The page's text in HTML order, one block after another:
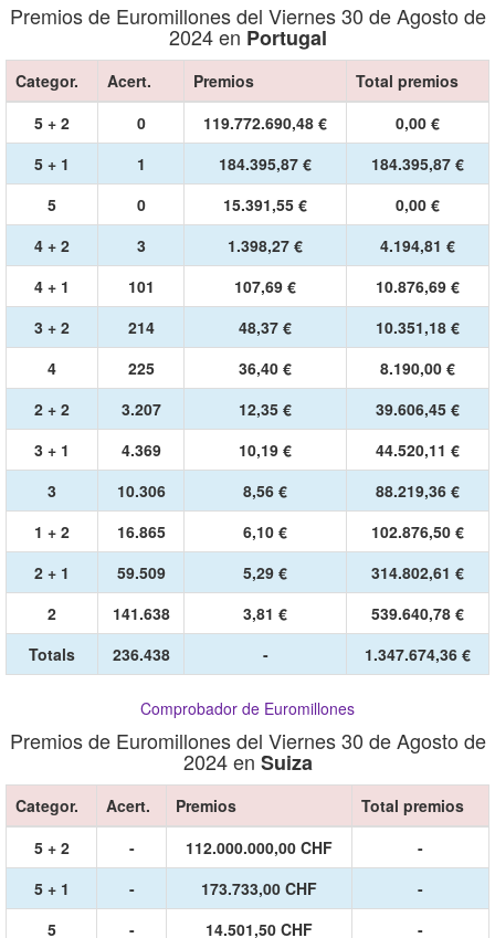
Premios de Euromillones del Viernes 30 de Agosto de
2024 en Portugal
Categor. Acert. Premios
Total premios
5 + 2
0 119.772.690,48 €
0,00 €
5 + 1
1 184.395,87 €
184.395,87 €
5
0 15.391,55 €
0,00 €
4 + 2
3 1.398,27 €
4.194,81 €
4 + 1
101 107,69 €
10.876,69 €
3 + 2
214 48,37 €
10.351,18 €
4
225 36,40 €
8.190,00 €
2 + 2
3.207 12,35 €
39.606,45 €
3 + 1
4.369 10,19 €
44.520,11 €
3
10.306 8,56 €
88.219,36 €
1 + 2
16.865 6,10 €
102.876,50 €
2 + 1
59.509 5,29 €
314.802,61 €
2
141.638 3,81 €
539.640,78 €
Totals
236.438 - 1.347.674,36 €
Comprobador de Euromillones
Premios de Euromillones del Viernes 30 de Agosto de
2024 en Suiza
Categor. Acert. Premios
Total premios
5 + 2
- 112.000.000,00 CHF
-
5 + 1
- 173.733,00 CHF
-
5
- 14.501,50 CHF -